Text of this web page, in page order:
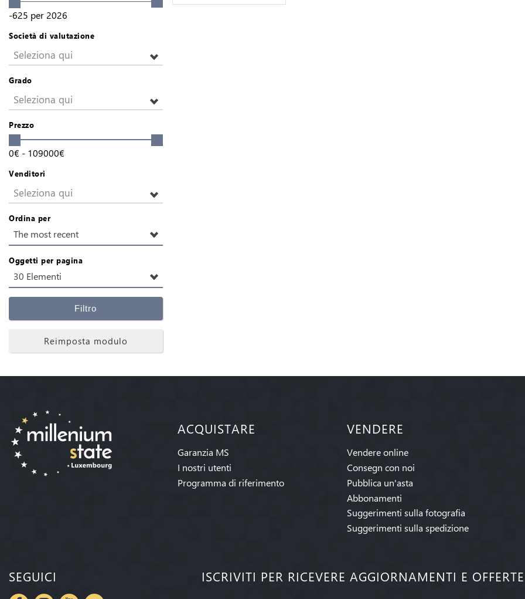
-625 per 2026
Società di valutazione
Seleziona qui
Grado
Seleziona qui
Prezzo
0€ - 109000€
Venditori
Seleziona qui
Ordina per
The most recent
Oggetti per pagina
30 Elementi
Filtro
Reimposta modulo
ACQUISTARE
Garanzia MS
I nostri utenti
Programma di riferimento
VENDERE
Vendere online
Consegn con noi
Pubblica un'asta
Abbonamenti
Suggerimenti sulla fotografia
Suggerimenti sulla spedizione
SEGUICI ISCRIVITI PER RICEVERE AGGIORNAMENTI E